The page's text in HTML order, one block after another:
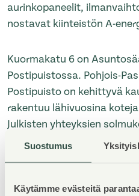
Suostumus
Käytämme evästeitä
aurinkopaneelit,
nostavat kiinteistön A-
Kuormakatu 6 on
Postipuistossa. Pohjois-
Postipuisto on kehittyvä
rakentuu lähivuosina
Julkisten yhteyksien
monipuolistavat
raitiotievaraus.